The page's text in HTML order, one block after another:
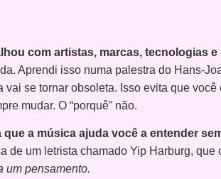
com artistas, marcas, tecnologias
Aprendi isso numa palestra do Hans-
vai se tornar obsoleta. Isso evita que
mudar. O “porquê” não.
que a música ajuda você a entender
de um letrista chamado Yip Harburg,
um pensamento.